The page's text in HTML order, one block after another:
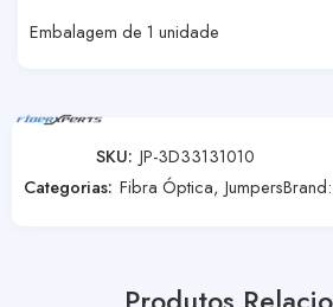
Embalagem de 1 unidade
SKU: JP-3D33131010
Categorias: Fibra Óptica, JumpersBrand: